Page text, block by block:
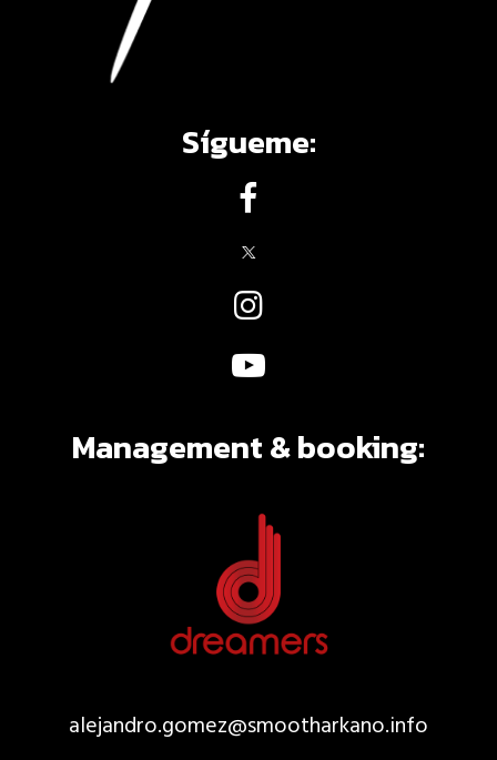
Sígueme:
Management & booking:
alejandro.gomez@smootharkano.info